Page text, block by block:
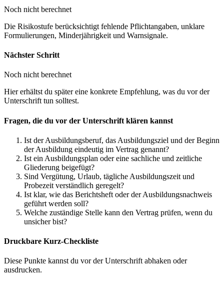
Noch nicht berechnet
Die Risikostufe berücksichtigt fehlende Pflichtangaben, unklare
Formulierungen, Minderjährigkeit und Warnsignale.
Nächster Schritt
Noch nicht berechnet
Hier erhältst du später eine konkrete Empfehlung, was du vor der
Unterschrift tun solltest.
Fragen, die du vor der Unterschrift klären kannst
Ist der Ausbildungsberuf, das Ausbildungsziel und der Beginn
der Ausbildung eindeutig im Vertrag genannt?
Ist ein Ausbildungsplan oder eine sachliche und zeitliche
Gliederung beigefügt?
Sind Vergütung, Urlaub, tägliche Ausbildungszeit und
Probezeit verständlich geregelt?
Ist klar, wie das Berichtsheft oder der Ausbildungsnachweis
geführt werden soll?
Welche zuständige Stelle kann den Vertrag prüfen, wenn du
unsicher bist?
Druckbare Kurz-Checkliste
Diese Punkte kannst du vor der Unterschrift abhaken oder
ausdrucken.